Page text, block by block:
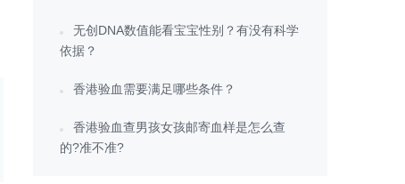
无创DNA数值能看宝宝性别？有没有科学
依据？
香港验血需要满足哪些条件？
香港验血查男孩女孩邮寄血样是怎么查
的?准不准?